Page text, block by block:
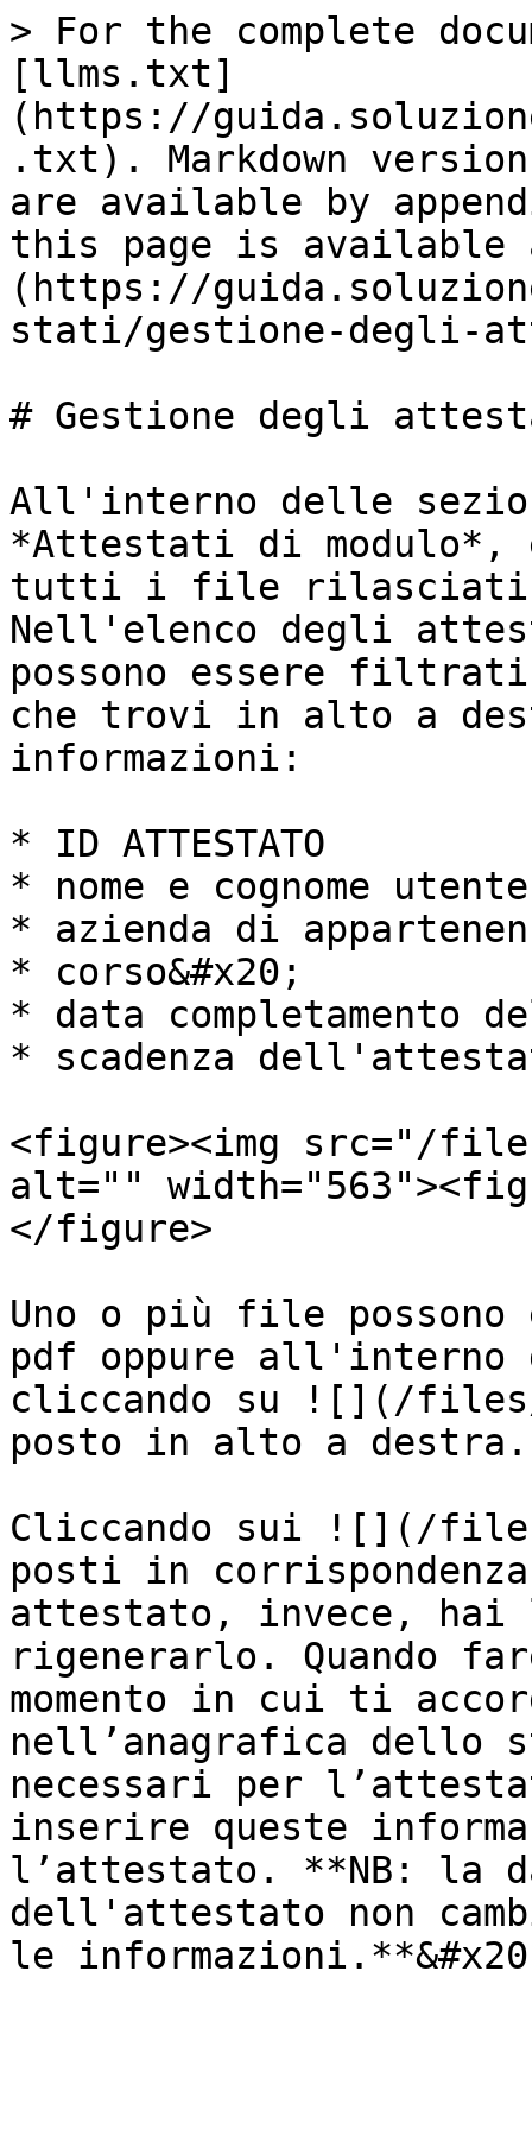
> For the complete
[llms.txt]
(https://
.txt). Markdown
are available by
this page is available
(https://
stati/gestione-degli-
# Gestione degli
All'interno delle
*Attestati di modulo*,
tutti i file rilasciati
Nell'elenco degli
possono essere filtrati
che trovi in alto a
informazioni:
* ID ATTESTATO
* nome e cognome utente
* azienda di
* corso&#x20;
* data completamento
* scadenza
<figure><img src="/files/
alt=""
</figure>
Uno o più file
pdf oppure
cliccando su ![](/files/
posto in alto a destra.
Cliccando sui ![](/files/
posti in
attestato, invece,
rigenerarlo. Quando
momento in cui ti
nell’anagrafica dello
necessari per
inserire queste
l’attestato. **NB: la
dell'attestato non